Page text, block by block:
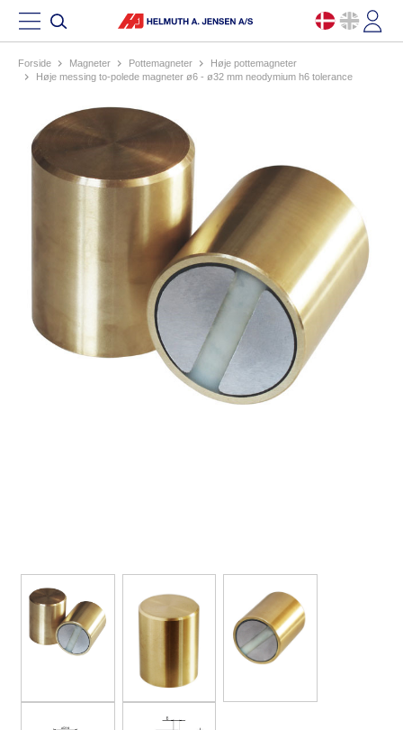
Forside magneter pottemagneter
høje pottemagneter
høje messing to-polede magneter ø6 - ø32 mm neodymium h6 tolerance